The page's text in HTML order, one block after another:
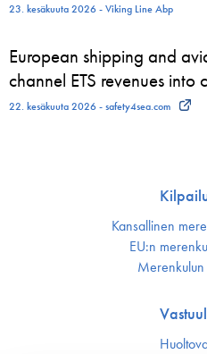
23. kesäkuuta 2026 - Viking Line Abp
European shipping and
channel ETS revenues into
22. kesäkuuta 2026 - safety4sea.com
Kansallinen
EU:n